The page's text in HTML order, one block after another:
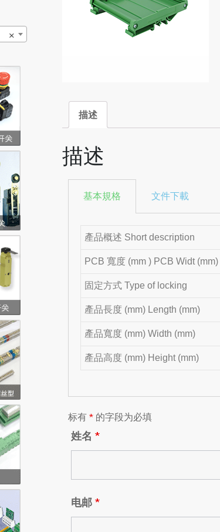
描述
描述
基本規格 文件下載
產品概述 Short description
PCB 寬度 (mm ) PCB Widt (mm)
固定方式 Type of locking
產品長度 (mm) Length (mm)
產品寬度 (mm) Width (mm)
產品高度 (mm) Height (mm)
标有 * 的字段为必填
姓名 *
电邮 *
×